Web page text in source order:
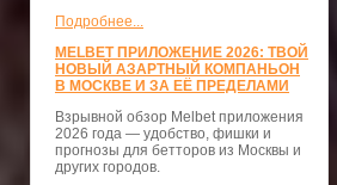
Подробнее...
MELBET ПРИЛОЖЕНИЕ 2026: ТВОЙ
НОВЫЙ АЗАРТНЫЙ КОМПАНЬОН
В МОСКВЕ И ЗА ЕЁ ПРЕДЕЛАМИ
Взрывной обзор Melbet приложения
2026 года — удобство, фишки и
прогнозы для бетторов из Москвы и
других городов.